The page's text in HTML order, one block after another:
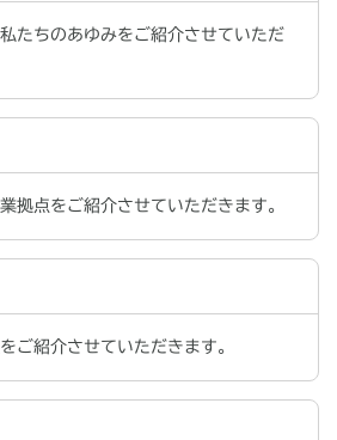
たちのあゆみをご紹介させていただ
拠点をご紹介させていただきます。
ご紹介させていただきます。